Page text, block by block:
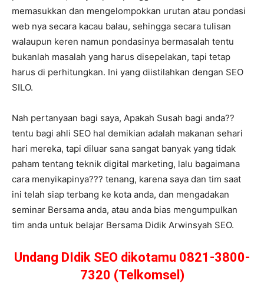
memasukkan dan mengelompokkan urutan atau pondasi
web nya secara kacau balau, sehingga secara tulisan
walaupun keren namun pondasinya bermasalah tentu
bukanlah masalah yang harus disepelakan, tapi tetap
harus di perhitungkan. Ini yang diistilahkan dengan SEO
SILO.
Nah pertanyaan bagi saya, Apakah Susah bagi anda??
tentu bagi ahli SEO hal demikian adalah makanan sehari
hari mereka, tapi diluar sana sangat banyak yang tidak
paham tentang teknik digital marketing, lalu bagaimana
cara menyikapinya??? tenang, karena saya dan tim saat
ini telah siap terbang ke kota anda, dan mengadakan
seminar Bersama anda, atau anda bias mengumpulkan
tim anda untuk belajar Bersama Didik Arwinsyah SEO.
Undang DIdik SEO dikotamu 0821-3800-
7320 (Telkomsel)